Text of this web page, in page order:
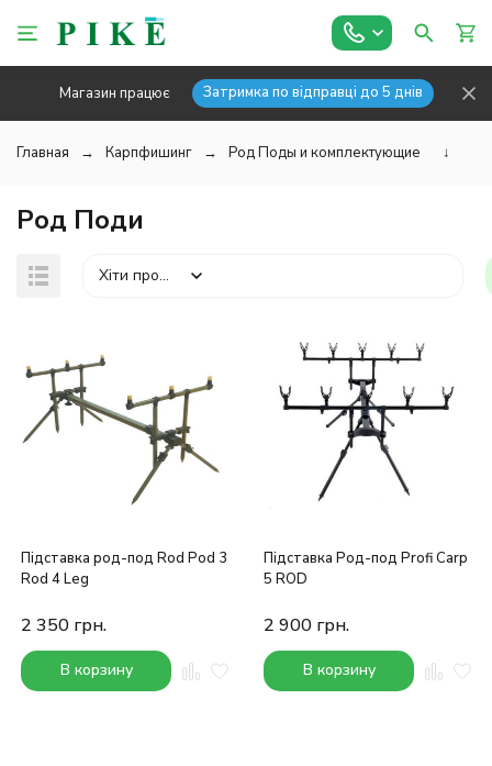
Магазин працює Затримка по відправці до 5 днів
Главная Карпфишинг Род Поды и комплектующие ↓
Род Поди
Хіти продажів
Підставка род-под Rod Pod 3
Rod 4 Leg
2 350 грн.
В корзину
Підставка Род-под Profi Carp
5 ROD
2 900 грн.
В корзину